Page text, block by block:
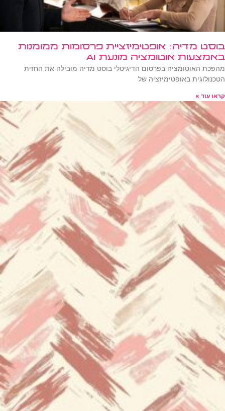
בוסט מדיה: אופטימיזציית פרסומות ממומנות
באמצעות אוטומציה מונעת AI
מהפכת האוטומציה בפרסום הדיגיטלי בוסט מדיה מובילה את החזית
הטכנולוגית באופטימיזציה של
קראו עוד »